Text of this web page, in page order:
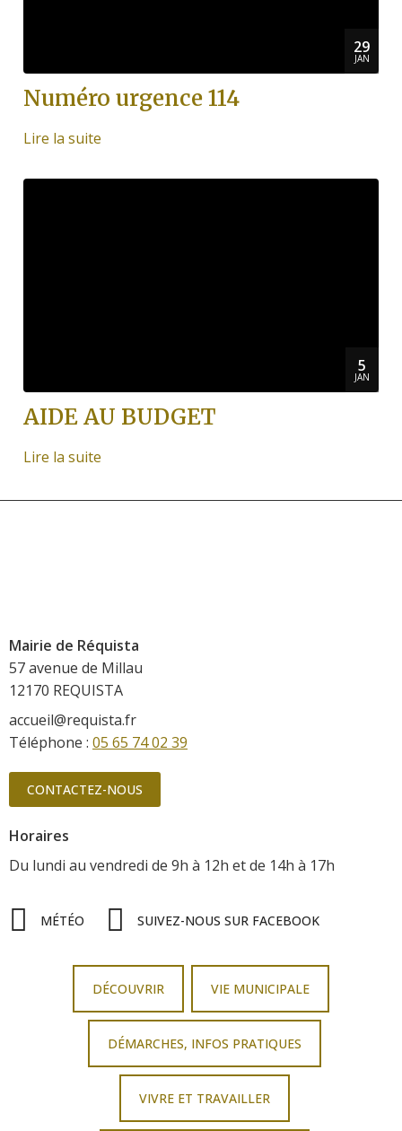
29
JAN
Numéro urgence 114
Lire la suite
5
JAN
AIDE AU BUDGET
Lire la suite
Mairie de Réquista
57 avenue de Millau
12170 REQUISTA
accueil@requista.fr
Téléphone : 05 65 74 02 39
CONTACTEZ-NOUS
Horaires
Du lundi au vendredi de 9h à 12h et de 14h à 17h
MÉTÉO SUIVEZ-NOUS SUR FACEBOOK
DÉCOUVRIR VIE MUNICIPALE
DÉMARCHES, INFOS PRATIQUES
VIVRE ET TRAVAILLER